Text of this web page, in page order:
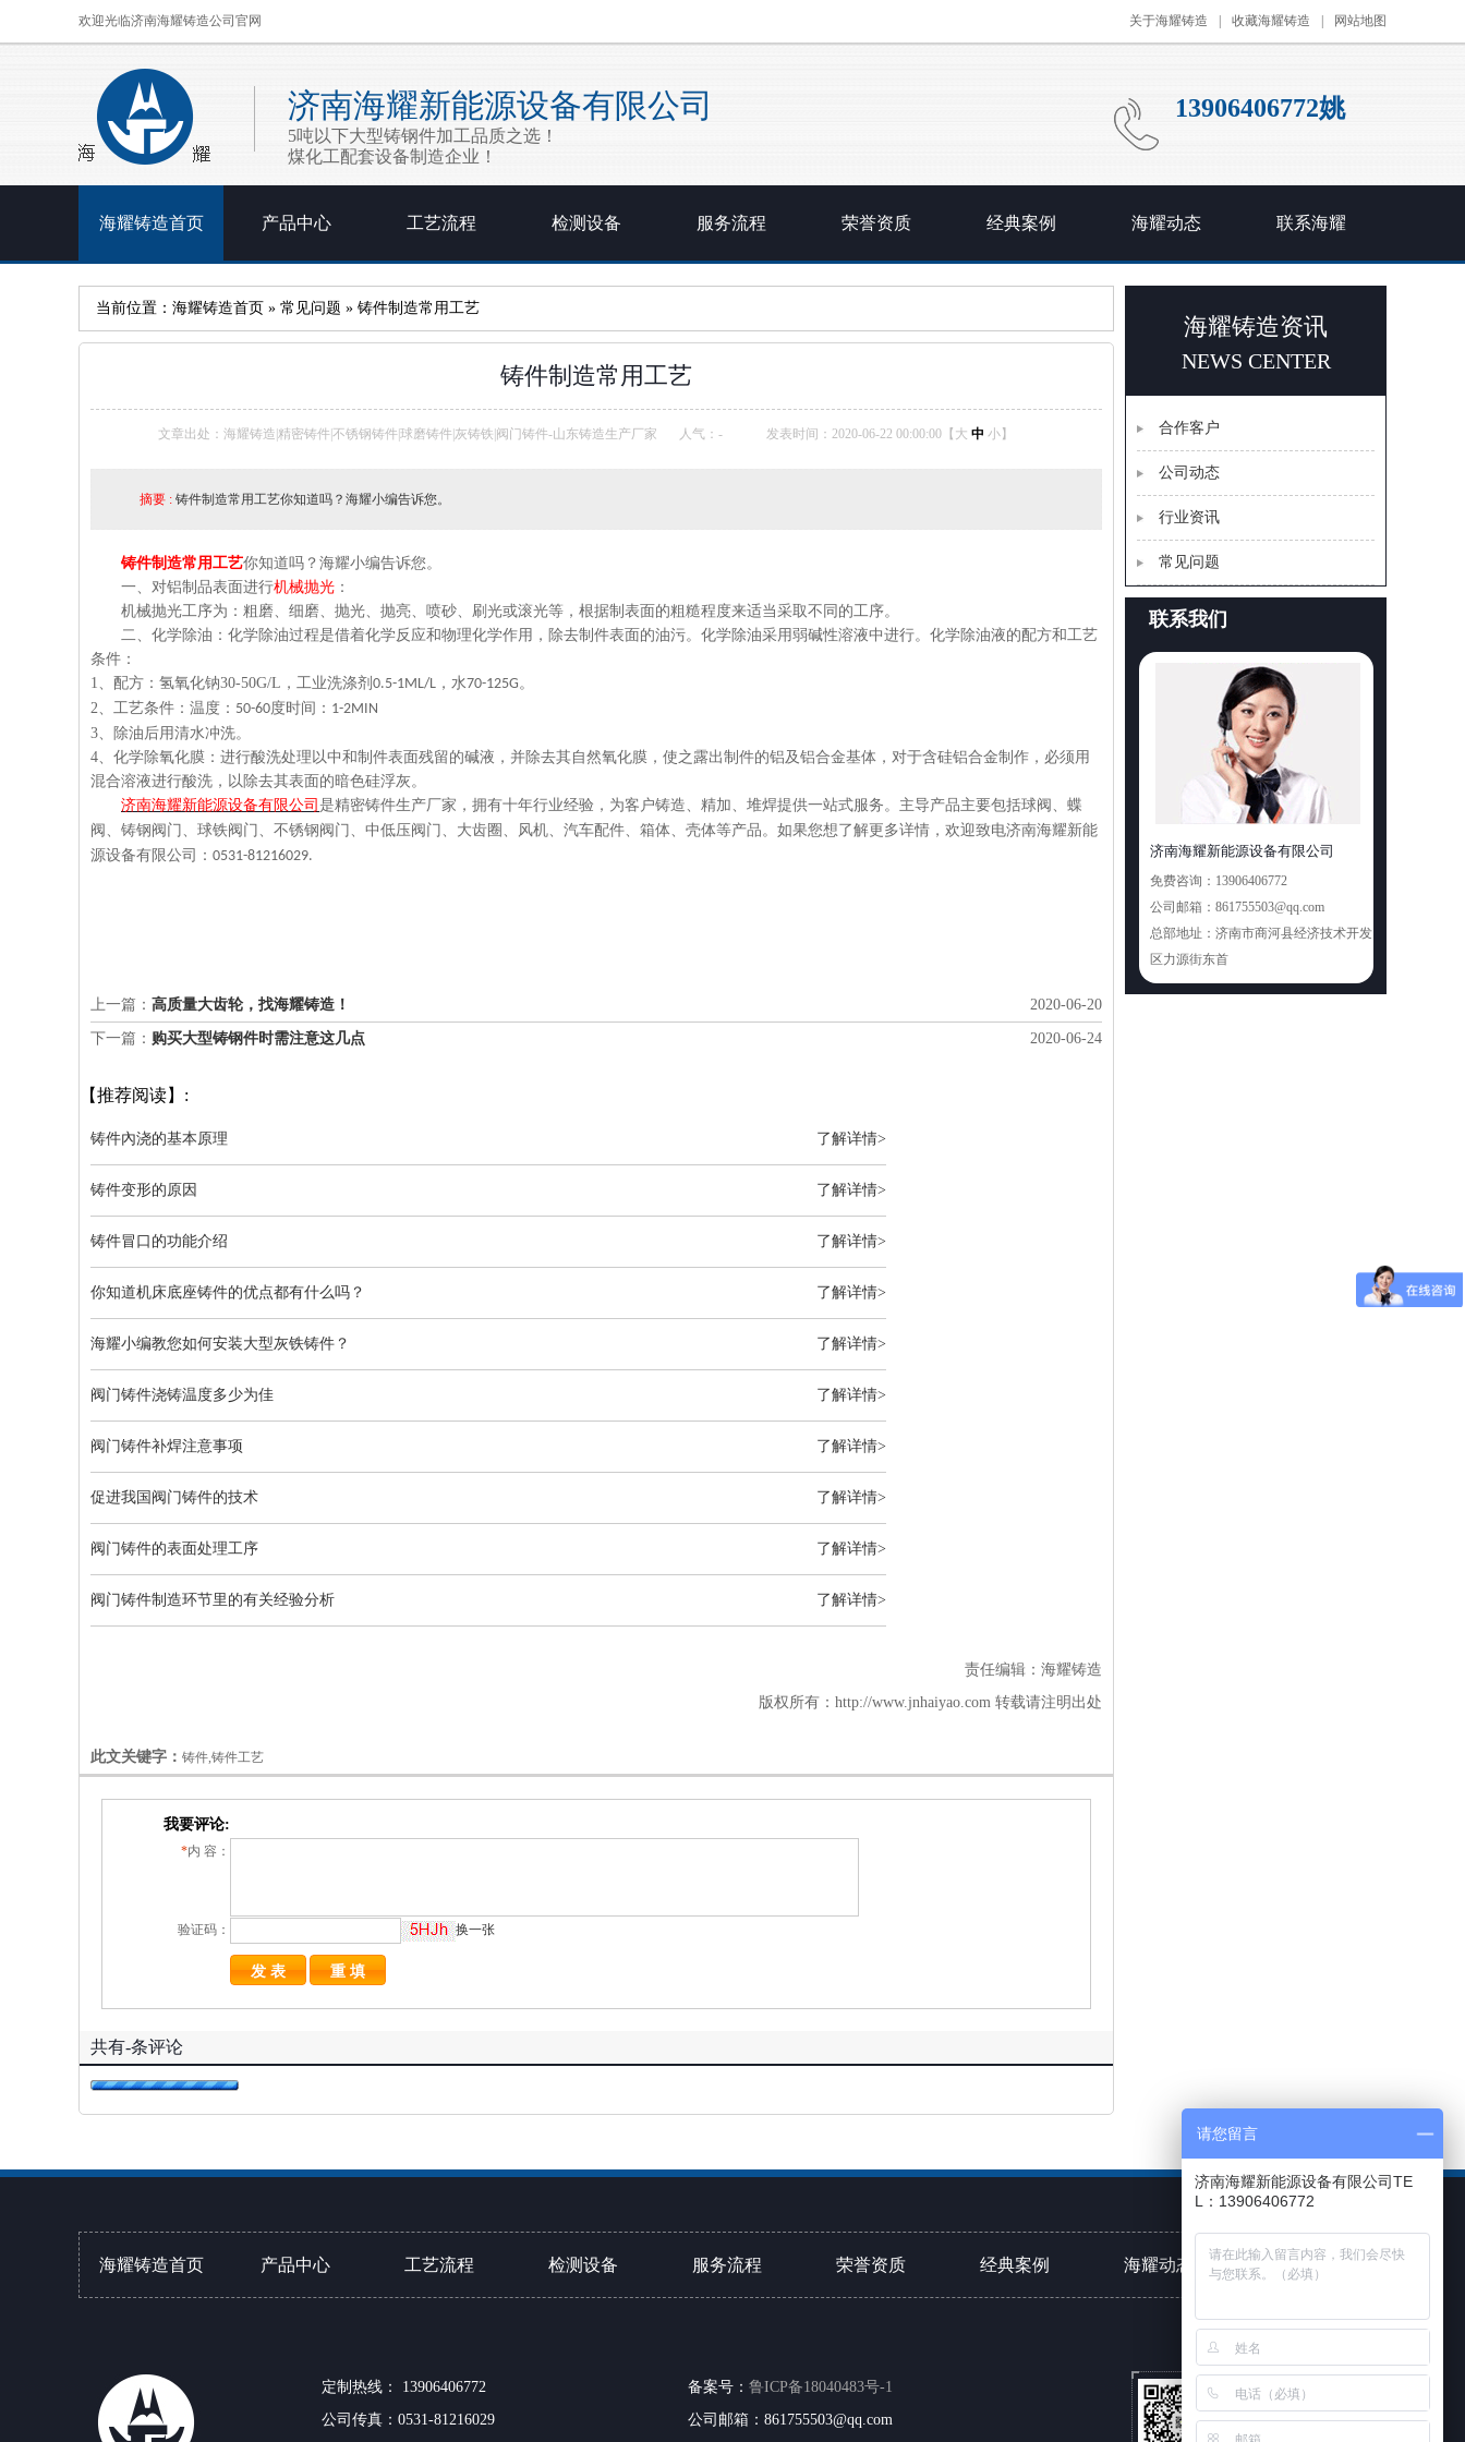
欢迎光临济南海耀铸造公司官网 关于海耀铸造 收藏海耀铸造 网站地图
济南海耀新能源设备有限公司
5吨以下大型铸钢件加工品质之选！
煤化工配套设备制造企业！
13906406772姚
海耀铸造首页 产品中心 工艺流程 检测设备 服务流程 荣誉资质 经典案例 海耀动态 联系海耀
当前位置： 海耀铸造首页 » 常见问题 » 铸件制造常用工艺
铸件制造常用工艺
文章出处：海耀铸造|精密铸件|不锈钢铸件|球磨铸件|灰铸铁|阀门铸件-山东铸造生产厂家 人气： - 发表时间：2020-06-22 00:00:00【 大 中 小】
摘要 : 铸件制造常用工艺你知道吗？海耀小编告诉您。
铸件制造常用工艺你知道吗？海耀小编告诉您。
一、 对铝制品表面进行机械抛光 ：
机械抛光工序为：粗磨、细磨、抛光、抛亮、喷砂、刷光或滚光等，根据制表面的粗糙程度来适当采取不同的工序。
二、 化学除油：化学除油过程是借着化学反应和物理化学作用，除去制件表面的油污。化学除油采用弱碱性溶液中进行。化学除油液的配方和工艺
条件：
1、 配方：氢氧化钠30-50G/L ，工业洗涤剂 0.5-1ML/L ，水70-125G。
2、工艺条件：温度： 50-60度时间： 1-2MIN
3、除油后用清水冲洗。
4、化学除氧化膜：进行酸洗处理以中和制件表面残留的碱液，并除去其自然氧化膜，使之露出制件的铝及铝合金基体，对于含硅铝合金制作，必须用
混合溶液进行酸洗，以除去其表面的暗色硅浮灰。
济南海耀新能源设备有限公司 是精密铸件生产厂家，拥有十年行业经验，为客户铸造、精加、堆焊提供一站式服务。主导产品主要包括球阀、蝶
阀、铸钢阀门、球铁阀门、不锈钢阀门、中低压阀门、大齿圈、风机、汽车配件、箱体、壳体等产品。如果您想了解更多详情，欢迎致电济南海耀新能
源设备有限公司： 0531-81216029.
上一篇： 高质量大齿轮，找海耀铸造！ 2020-06-20
下一篇： 购买大型铸钢件时需注意这几点 2020-06-24
【推荐阅读】:
铸件內浇的基本原理 了解详情>
铸件变形的原因 了解详情>
铸件冒口的功能介绍 了解详情>
你知道机床底座铸件的优点都有什么吗？ 了解详情>
海耀小编教您如何安装大型灰铁铸件？ 了解详情>
阀门铸件浇铸温度多少为佳 了解详情>
阀门铸件补焊注意事项 了解详情>
促进我国阀门铸件的技术 了解详情>
阀门铸件的表面处理工序 了解详情>
阀门铸件制造环节里的有关经验分析 了解详情>
责任编辑：海耀铸造
版权所有：http://www.jnhaiyao.com 转载请注明出处
此文关键字： 铸件,铸件工艺
我要评论:
*内 容：
验证码： 换一张
共有-条评论
海耀铸造资讯
NEWS CENTER
合作客户
公司动态
行业资讯
常见问题
联系我们
济南海耀新能源设备有限公司
免费咨询： 13906406772
公司邮箱： 861755503@qq.com
总部地址： 济南市商河县经济技术开发
区力源街东首
海耀铸造首页 产品中心 工艺流程
粘土砂铸造工艺
检测设备 服务流程 荣誉资质 经典案例 海耀动态 联系海耀
定制热线： 13906406772 备案号： 鲁ICP备18040483号-1
公司传真：0531-81216029
公司邮箱：861755503@qq.com
请您留言
济南海耀新能源设备有限公司TE
L：13906406772